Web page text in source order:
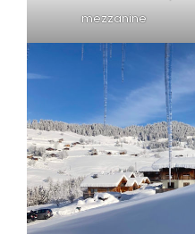
mezzanine